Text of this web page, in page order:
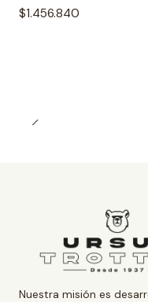
$1.456.840
Nuestra misión es